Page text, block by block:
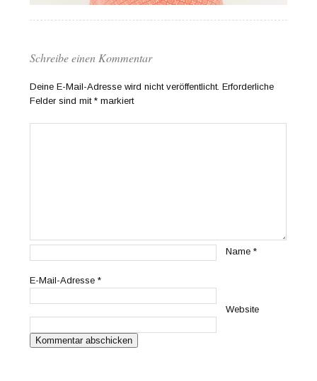
Schreibe einen Kommentar
Deine E-Mail-Adresse wird nicht veröffentlicht. Erforderliche
Felder sind mit* markiert
Name*
E-Mail-Adresse*
Website